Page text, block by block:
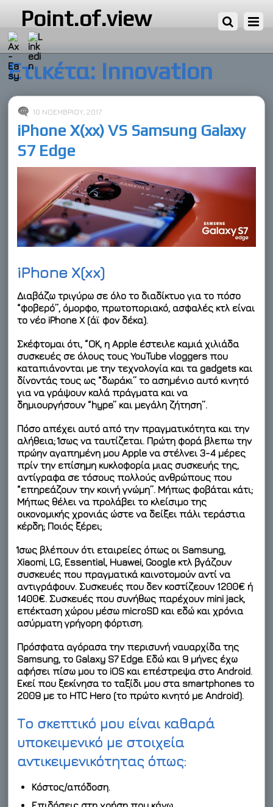
Point.of.view
Ετικέτα: innovation
10 ΝΟΕΜΒΡΊΟΥ, 2017
iPhone X(xx) VS Samsung Galaxy
S7 Edge
iPhone X(xx)
Διαβάζω τριγύρω σε όλο το διαδίκτυο για το πόσο
“φοβερό”, όμορφο, πρωτοποριακό, ασφαλές κτλ είναι
το νέο iPhone X (άϊ φον δέκα).
Σκέφτομαι ότι, “ΟΚ, η Apple έστειλε καμιά χιλιάδα
συσκευές σε όλους τους YouTube vloggers που
καταπιάνονται με την τεχνολογία και τα gadgets και
δίνοντάς τους ως “δωράκι” το ασημένιο αυτό κινητό
για να γράψουν καλά πράγματα και να
δημιουργήσουν “hype” και μεγάλη ζήτηση”.
Πόσο απέχει αυτό από την πραγματικότητα και την
αλήθεια; Ίσως να ταυτίζεται. Πρώτη φορά βλεπω την
πρώην αγαπημένη μου Apple να στέλνει 3-4 μέρες
πρίν την επίσημη κυκλοφορία μιας συσκευής της,
αντίγραφα σε τόσους πολλούς ανθρώπους που
“επηρεάζουν την κοινή γνώμη”. Μήπως φοβάται κάτι;
Μήπως θέλει να προλάβει το κλείσιμο της
οικονομικής χρονιάς ώστε να δείξει πάλι τεράστια
κέρδη; Ποιός ξέρει;
Ίσως βλέπουν ότι εταιρείες όπως οι Samsung,
Xiaomi, LG, Essential, Huawei, Google κτλ βγάζουν
συσκευές που πραγματικά καινοτομούν αντί να
αντιγράφουν. Συσκευές που δεν κοστίζεουν 1200€ ή
1400€. Συσκευές που συνήθως παρέχουν mini jack,
επέκταση χώρου μέσω microSD και εδώ και χρόνια
ασύρματη γρήγορη φόρτιση.
Πρόσφατα αγόρασα την περισυνή ναυαρχίδα της
Samsung, το Galaxy S7 Edge. Εδώ και 9 μήνες έχω
αφήσει πίσω μου το iOS και επέστρεψα στο Android.
Εκεί που ξεκίνησα το ταξίδι μου στα smartphones το
2009 με το HTC Hero (το πρώτο κινητό με Android).
Το σκεπτικό μου είναι καθαρά
υποκειμενικό με στοιχεία
αντικειμενικότητας όπως:
Κόστος/απόδοση.